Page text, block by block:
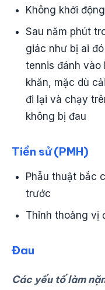
Không khởi
Sau năm phút
giác như bị ai
tennis đánh vào
khăn, mặc dù
đi lại và chạy
không bị đau
Tiền sử (PMH)
Phẫu thuật bắc
trước
Thỉnh thoảng vị
Đau
Các yếu tố làm